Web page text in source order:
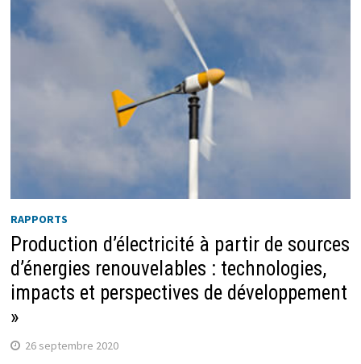
RAPPORTS
Production d’électricité à partir de sources
d’énergies renouvelables : technologies,
impacts et perspectives de développement
»
26 septembre 2020